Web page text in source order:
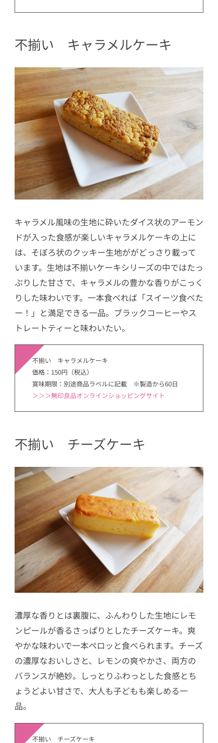
不揃い キャラメルケーキ
キャラメル風味の生地に砕いたダイス状のアーモン
ドが入った食感が楽しいキャラメルケーキの上に
は、そぼろ状のクッキー生地ががどっさり載って
います。生地は不揃いケーキシリーズの中ではたっ
ぷりした甘さで、キャラメルの豊かな香りがこっく
りした味わいです。一本食べれば「スイーツ食べた
ー！」と満足できる一品。ブラックコーヒーやス
トレートティーと味わいたい。
不揃い キャラメルケーキ
価格：150円（税込）
賞味期限：別途商品ラベルに記載 ※製造から60日
＞＞＞無印良品オンラインショッピングサイト
不揃い チーズケーキ
濃厚な香りとは裏腹に、ふんわりした生地にレモ
ンピールが香るさっぱりとしたチーズケーキ。爽
やかな味わいで一本ペロッと食べられます。チーズ
の濃厚なおいしさと、レモンの爽やかさ、両方の
バランスが絶妙。しっとりふわっとした食感とち
ょうどよい甘さで、大人も子どもも楽しめる一
品。
不揃い チーズケーキ